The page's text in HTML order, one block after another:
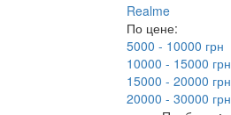
Realme
По цене:
5000 - 10000 грн
10000 - 15000 грн
15000 - 20000 грн
20000 - 30000 грн